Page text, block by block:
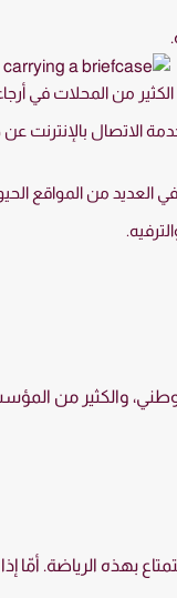
من المحلات في أرجاء
العديد من المواقع
والكثير من
بهذه الرياضة.